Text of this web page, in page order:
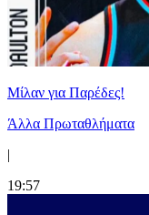
Μίλαν για Παρέδες!
Άλλα Πρωταθλήματα
|
19:57